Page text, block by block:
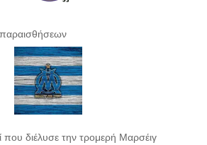
διέλυσε την τρομερή Μαρσέιγ